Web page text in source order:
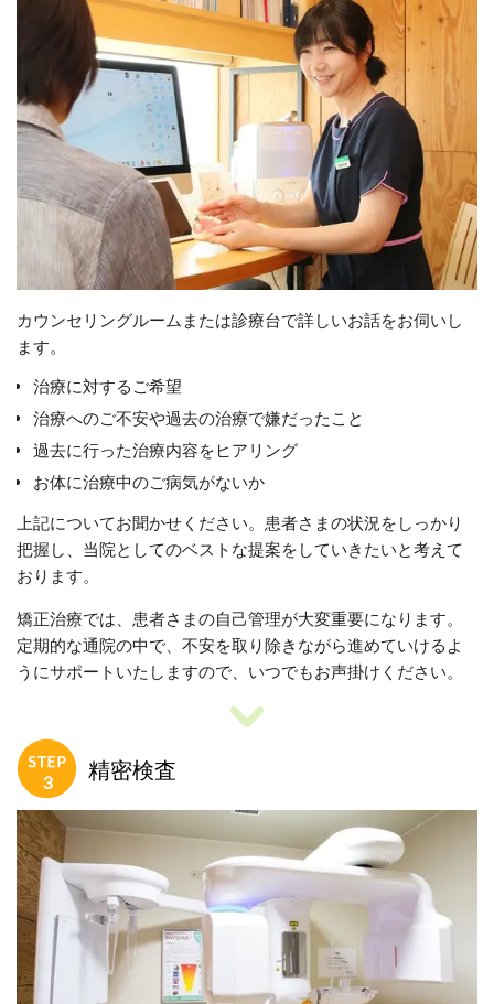
カウンセリングルームまたは診療台で詳しいお話をお伺いし
ます。
治療に対するご希望
治療へのご不安や過去の治療で嫌だったこと
過去に行った治療内容をヒアリング
お体に治療中のご病気がないか
上記についてお聞かせください。患者さまの状況をしっかり
把握し、当院としてのベストな提案をしていきたいと考えて
おります。
矯正治療では、患者さまの自己管理が大変重要になります。
定期的な通院の中で、不安を取り除きながら進めていけるよ
うにサポートいたしますので、いつでもお声掛けください。
精密検査